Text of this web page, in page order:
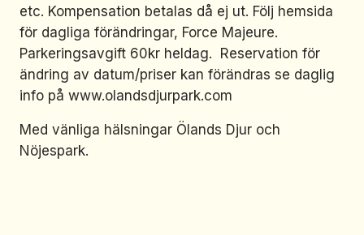
etc. Kompensation betalas då ej ut. Följ hemsida
för dagliga förändringar, Force Majeure.
Parkeringsavgift 60kr heldag. Reservation för
ändring av datum/priser kan förändras se daglig
info på www.olandsdjurpark.com
Med vänliga hälsningar Ölands Djur och
Nöjespark.